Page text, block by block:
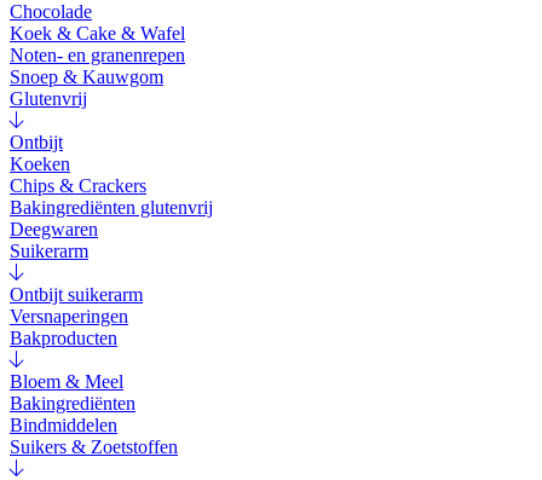
Chocolade
Koek & Cake & Wafel
Noten- en granenrepen
Snoep & Kauwgom
Glutenvrij
Ontbijt
Koeken
Chips & Crackers
Bakingrediënten glutenvrij
Deegwaren
Suikerarm
Ontbijt suikerarm
Versnaperingen
Bakproducten
Bloem & Meel
Bakingrediënten
Bindmiddelen
Suikers & Zoetstoffen